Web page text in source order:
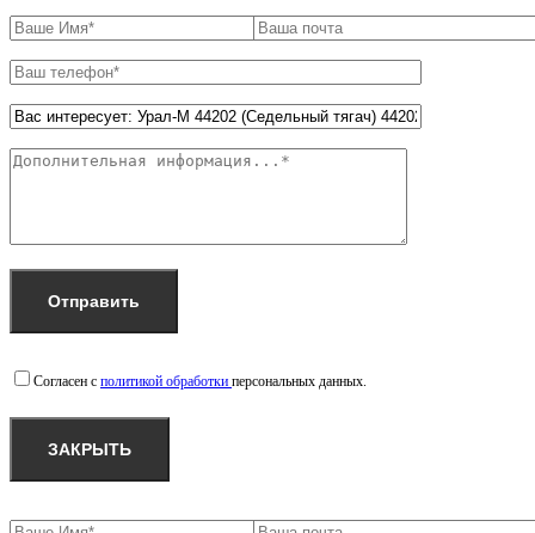
Согласен с политикой обработки персональных данных.
ЗАКРЫТЬ